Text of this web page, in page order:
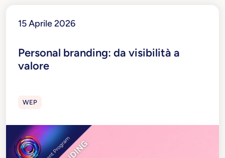
15 Aprile 2026
Personal branding: da visibilità a
valore
WEP